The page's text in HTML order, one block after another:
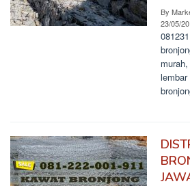
By
23/05/